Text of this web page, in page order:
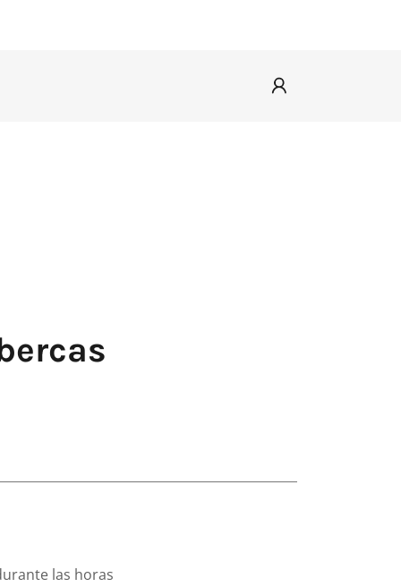
las horas